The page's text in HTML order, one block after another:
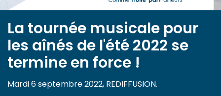
La tournée musicale pour
les aînés de l'été 2022 se
termine en force !
Mardi 6 septembre 2022, REDIFFUSION.